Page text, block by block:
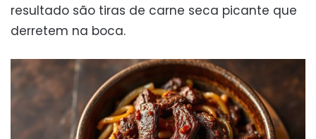
resultado são tiras de carne seca picante que
derretem na boca.